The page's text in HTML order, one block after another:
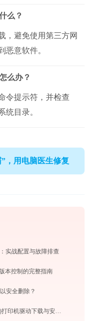
么？
，避免使用第三方网
恶意软件。
么办？
令提示符，并检查
统目录。
，用电脑医生修复
实战配置与故障排查
本控制的完整指南
安全删除？
惠普Scitex XL1500 2米(7.2英尺)打印机驱动下载与安装教程：新手也能轻松搞定